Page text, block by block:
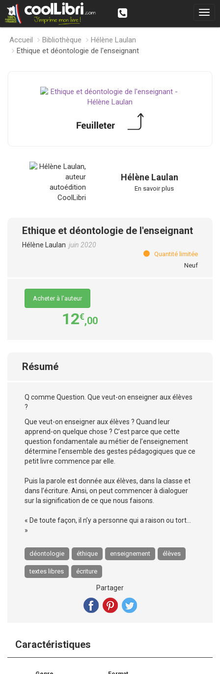
Accueil Bibliothèque
Hélène Laulan
Ethique et déontologie de l'enseignant
Hélène Laulan
En savoir plus
Ethique et déontologie de l'enseignant
Hélène Laulan juin 2020
Quantité limitée
Neuf
Acheter à l’auteur
12€,00
Résumé
Q comme Question. Que veut-on enseigner aux élèves
?
Que veut-on enseigner aux élèves ? Quand leur
apprend-on quelque chose ? C’est parce que cette
question fondamentale au métier de l’enseignement
détermine l’ensemble des gestes pédagogiques que ce
petit livre commence par elle.
Puis la parole est donnée aux élèves, dans la classe et
dans l’écriture. Ainsi, on peut commencer à dialoguer
sur la signification de ce que nous faisons.
« De toute façon, il n’y a personne qui a raison ou tort…
»
déontologie éthique enseignement élèves
textes libres écriture
Partager
Caractéristiques